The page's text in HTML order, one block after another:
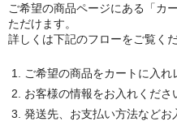
商品リスト
アプリダウンロード
お問い合わせ
ご希望の商品ページにある「カ
ただけます。
詳しくは下記のフローをご覧くだ
ご希望の商品をカートに入
お客様の情報をお入れくだ
発送先、お支払い方法などお